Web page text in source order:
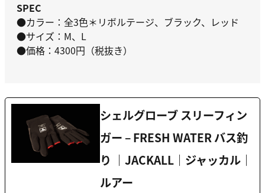
SPEC
●カラー：全3色＊リボルテージ、ブラック、レッド
●サイズ：M、L
●価格：4300円（税抜き）
シェルグローブ スリーフィン
ガー – FRESH WATER バス釣
り ｜JACKALL｜ジャッカル｜
ルアー